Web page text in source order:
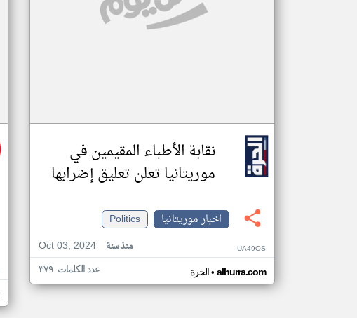
نقابة الأطباء المقيمين في
موريتانيا تعلن تعليق إضرابها
اخبار موريتانيا
Politics
Oct 03, 2024
منذ سنة UA49OS
الحرة• alhurra.com عدد الكلمات: ٣٧٩